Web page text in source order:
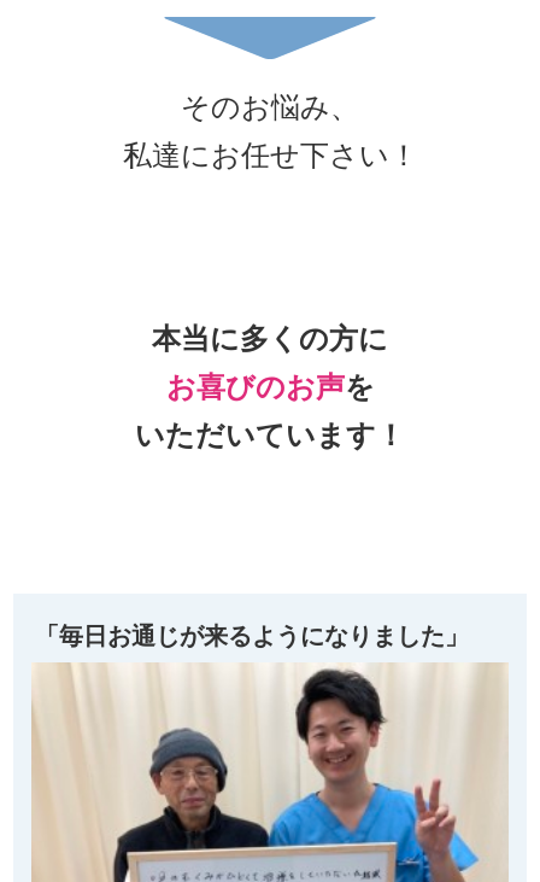
そのお悩み、
私達にお任せ下さい！
本当に多くの方に
お喜びのお声を
いただいています！
「毎日お通じが来るようになりました」